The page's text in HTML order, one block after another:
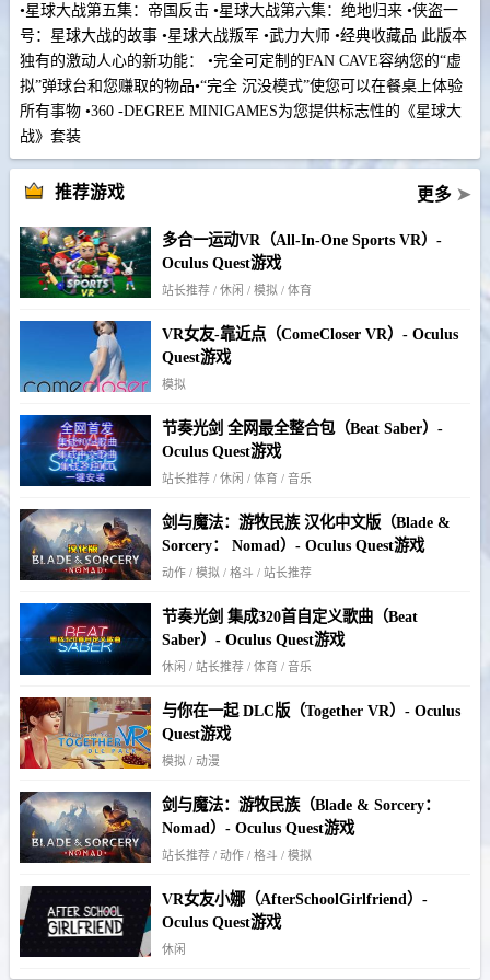
•星球大战第五集：帝国反击 •星球大战第六集：绝地归来 •侠盗一
号：星球大战的故事 •星球大战叛军 •武力大师 •经典收藏品 此版本
独有的激动人心的新功能： •完全可定制的FAN CAVE容纳您的“虚
拟”弹球台和您赚取的物品•“完全 沉没模式”使您可以在餐桌上体验
所有事物 •360 -DEGREE MINIGAMES为您提供标志性的《星球大
战》套装
推荐游戏 更多 ➤
多合一运动VR（All-In-One Sports VR）-
Oculus Quest游戏
站长推荐 / 休闲 / 模拟 / 体育
VR女友-靠近点（ComeCloser VR）- Oculus
Quest游戏
模拟
节奏光剑 全网最全整合包（Beat Saber）-
Oculus Quest游戏
站长推荐 / 休闲 / 体育 / 音乐
剑与魔法：游牧民族 汉化中文版（Blade &
Sorcery： Nomad）- Oculus Quest游戏
动作 / 模拟 / 格斗 / 站长推荐
节奏光剑 集成320首自定义歌曲（Beat
Saber）- Oculus Quest游戏
休闲 / 站长推荐 / 体育 / 音乐
与你在一起 DLC版（Together VR）- Oculus
Quest游戏
模拟 / 动漫
剑与魔法：游牧民族（Blade & Sorcery：
Nomad）- Oculus Quest游戏
站长推荐 / 动作 / 格斗 / 模拟
VR女友小娜（AfterSchoolGirlfriend）-
Oculus Quest游戏
休闲